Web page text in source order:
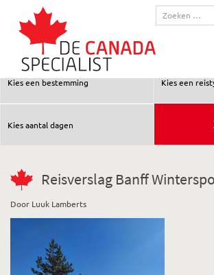
Reisverslag Banff
Door Luuk Lamberts